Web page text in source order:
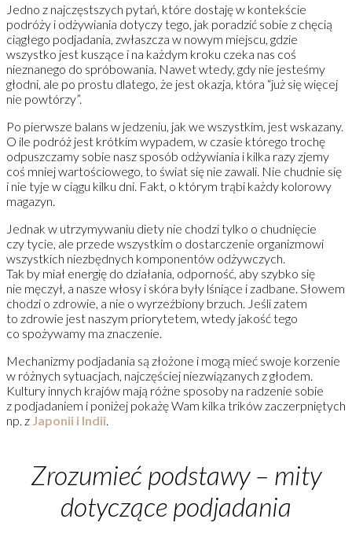
Jedno z najczęstszych pytań, które dostaję w kontekście
podróży i odżywiania dotyczy tego, jak poradzić sobie z chęcią
ciągłego podjadania, zwłaszcza w nowym miejscu, gdzie
wszystko jest kuszące i na każdym kroku czeka nas coś
nieznanego do spróbowania. Nawet wtedy, gdy nie jesteśmy
głodni, ale po prostu dlatego, że jest okazja, która “już się więcej
nie powtórzy”.
Po pierwsze balans w jedzeniu, jak we wszystkim, jest wskazany.
O ile podróż jest krótkim wypadem, w czasie którego trochę
odpuszczamy sobie nasz sposób odżywiania i kilka razy zjemy
coś mniej wartościowego, to świat się nie zawali. Nie chudnie się
i nie tyje w ciągu kilku dni. Fakt, o którym trąbi każdy kolorowy
magazyn.
Jednak w utrzymywaniu diety nie chodzi tylko o chudnięcie
czy tycie, ale przede wszystkim o dostarczenie organizmowi
wszystkich niezbędnych komponentów odżywczych.
Tak by miał energię do działania, odporność, aby szybko się
nie męczył, a nasze włosy i skóra były lśniące i zadbane. Słowem
chodzi o zdrowie, a nie o wyrzeźbiony brzuch. Jeśli zatem
to zdrowie jest naszym priorytetem, wtedy jakość tego
co spożywamy ma znaczenie.
Mechanizmy podjadania są złożone i mogą mieć swoje korzenie
w różnych sytuacjach, najczęściej niezwiązanych z głodem.
Kultury innych krajów mają różne sposoby na radzenie sobie
z podjadaniem i poniżej pokażę Wam kilka trików zaczerpniętych
np. z Japonii i Indii
Zrozumieć podstawy – mity
dotyczące podjadania